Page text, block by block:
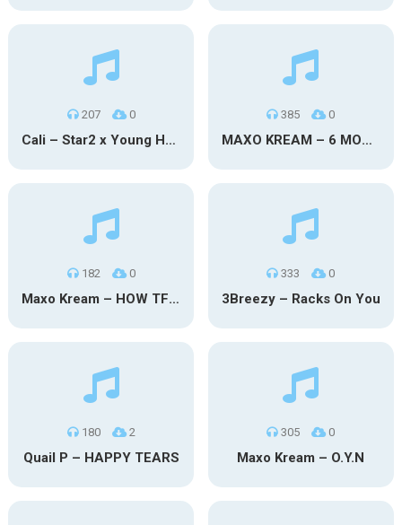
207 0
Cali – Star2 x Young Henny
385 0
MAXO KREAM – 6 MONTHS CLEAN
182 0
Maxo Kream – HOW TF I’M LUCKY
333 0
3Breezy – Racks On You
180 2
Quail P – HAPPY TEARS
305 0
Maxo Kream – O.Y.N